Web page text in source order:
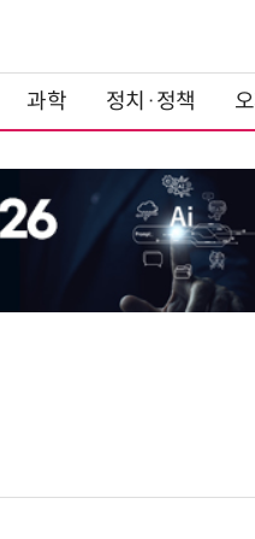
과학 정치·정책